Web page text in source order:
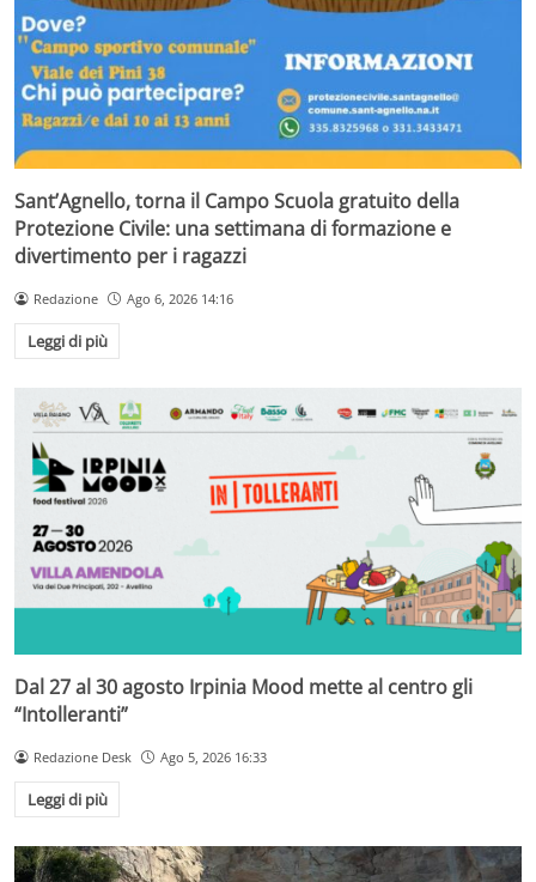
Sant’Agnello, torna il Campo Scuola gratuito della
Protezione Civile: una settimana di formazione e
divertimento per i ragazzi
Redazione Ago 6, 2026 14:16
Leggi di più
Dal 27 al 30 agosto Irpinia Mood mette al centro gli
“Intolleranti”
Redazione Desk Ago 5, 2026 16:33
Leggi di più